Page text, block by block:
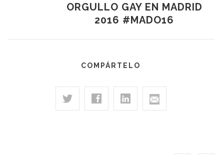
ORGULLO GAY EN MADRID
2016 #MADO16
COMPÁRTELO